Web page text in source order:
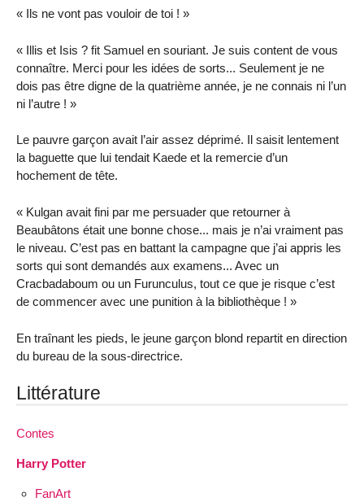
« Ils ne vont pas vouloir de toi ! »
« Illis et Isis ? fit Samuel en souriant. Je suis content de vous
connaître. Merci pour les idées de sorts... Seulement je ne
dois pas être digne de la quatrième année, je ne connais ni l’un
ni l’autre ! »
Le pauvre garçon avait l’air assez déprimé. Il saisit lentement
la baguette que lui tendait Kaede et la remercie d’un
hochement de tête.
« Kulgan avait fini par me persuader que retourner à
Beaubâtons était une bonne chose... mais je n’ai vraiment pas
le niveau. C’est pas en battant la campagne que j’ai appris les
sorts qui sont demandés aux examens... Avec un
Cracbadaboum ou un Furunculus, tout ce que je risque c’est
de commencer avec une punition à la bibliothèque ! »
En traînant les pieds, le jeune garçon blond repartit en direction
du bureau de la sous-directrice.
Littérature
Contes
Harry Potter
FanArt